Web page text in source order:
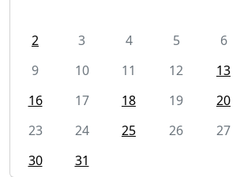
2
3 4 5 6
9
10 11 12 13
16
17 18 19 20
23
24 25 26 27
30
31